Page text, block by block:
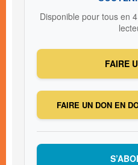
Disponible pour tous en
FAIRE
FAIRE UN DON EN